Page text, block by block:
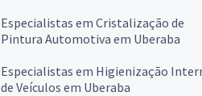
Especialistas em Cristalização de
Pintura Automotiva em Uberaba
Especialistas em Higienização
de Veículos em Uberaba